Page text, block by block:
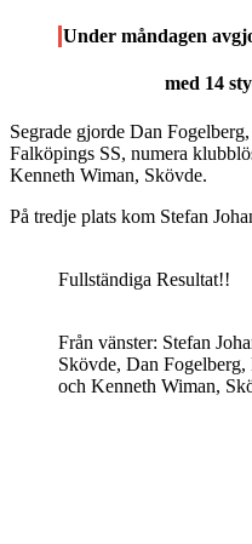
Under måndagen
med 14
Segrade gjorde Dan
Falköpings SS, numera
Kenneth Wiman, Skövde.
På tredje plats kom Stefan
Fullständiga Resultat!!
Från vänster: Stefan
Skövde, Dan
och Kenneth Wiman,